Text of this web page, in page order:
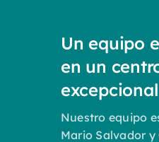
Un equipo
en un
excepcional
Nuestro equipo
Mario Salvador y